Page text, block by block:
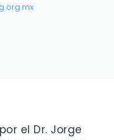
el Dr. Jorge